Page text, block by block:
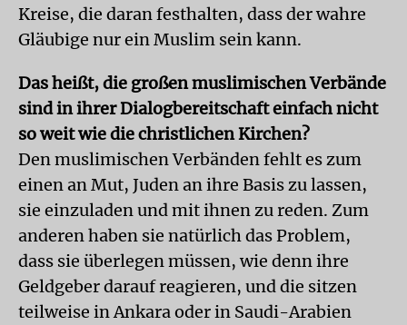
Kreise, die daran festhalten, dass der wahre
Gläubige nur ein Muslim sein kann.
Das heißt, die großen muslimischen Verbände
sind in ihrer Dialogbereitschaft einfach nicht
so weit wie die christlichen Kirchen?
Den muslimischen Verbänden fehlt es zum
einen an Mut, Juden an ihre Basis zu lassen,
sie einzuladen und mit ihnen zu reden. Zum
anderen haben sie natürlich das Problem,
dass sie überlegen müssen, wie denn ihre
Geldgeber darauf reagieren, und die sitzen
teilweise in Ankara oder in Saudi-Arabien